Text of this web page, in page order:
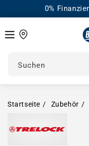
0%
Suchen
Startseite Zubehör